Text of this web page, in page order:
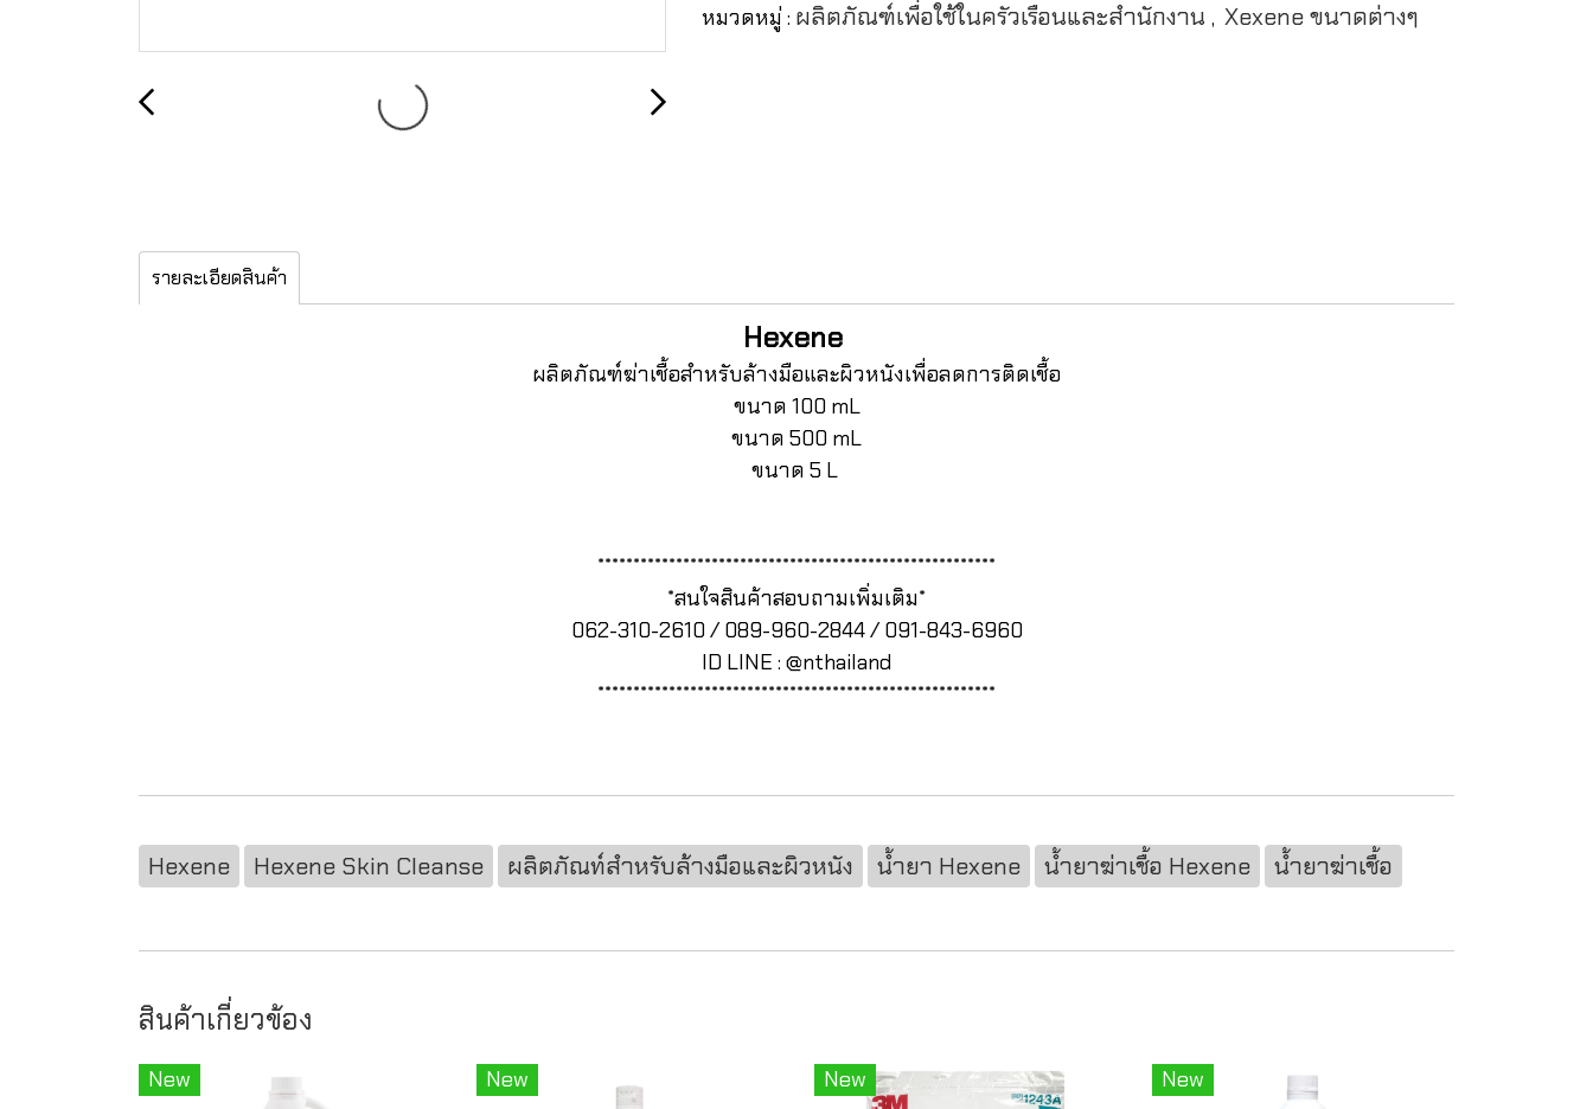
หมวดหมู่ : ผลิตภัณฑ์เพื่อใช้ในครัวเรือนและสำนักงาน , Xexene ขนาดต่างๆ
รายละเอียดสินค้า
Hexene
ผลิตภัณฑ์ฆ่าเชื้อสำหรับล้างมือและผิวหนังเพื่อลดการติดเชื้อ
ขนาด 100 mL
ขนาด 500 mL
ขนาด 5 L
********************************************************
*สนใจสินค้าสอบถามเพิ่มเติม*
062-310-2610 / 089-960-2844 / 091-843-6960
ID LINE : @nthailand
********************************************************
Hexene Hexene Skin Cleanse ผลิตภัณท์สำหรับล้างมือและผิวหนัง น้ำยา Hexene น้ำยาฆ่าเชื้อ Hexene น้ำยาฆ่าเชื้อ
สินค้าเกี่ยวข้อง
New New New New